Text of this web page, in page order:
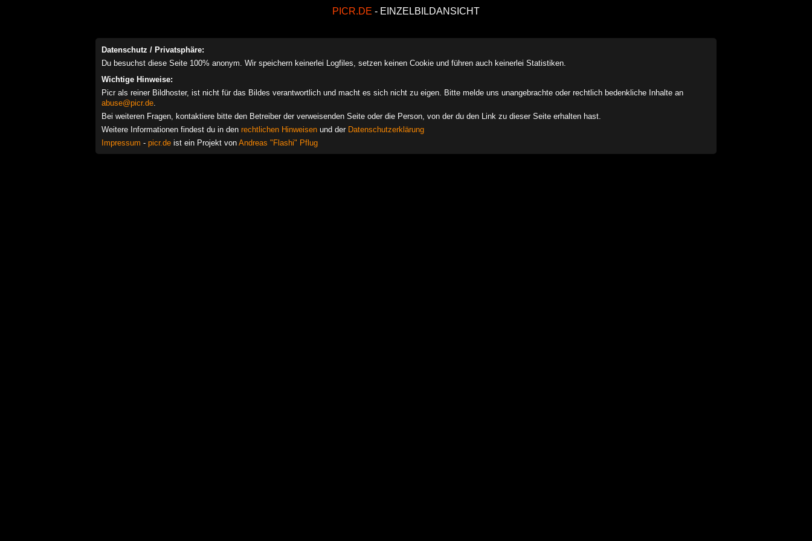
PICR.DE - EINZELBILDANSICHT
Datenschutz / Privatsphäre:
Du besuchst diese Seite 100% anonym. Wir speichern keinerlei Logfiles, setzen keinen Cookie und führen auch keinerlei Statistiken.
Wichtige Hinweise:
Picr als reiner Bildhoster, ist nicht für das Bildes verantwortlich und macht es sich nicht zu eigen. Bitte melde uns unangebrachte oder rechtlich bedenkliche Inhalte an
abuse@picr.de.
Bei weiteren Fragen, kontaktiere bitte den Betreiber der verweisenden Seite oder die Person, von der du den Link zu dieser Seite erhalten hast.
Weitere Informationen findest du in den rechtlichen Hinweisen und der Datenschutzerklärung
Impressum - picr.de ist ein Projekt von Andreas "Flashi" Pflug